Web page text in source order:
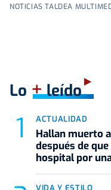
NOTICIAS TALDEA
Lo +leído
ACTUALIDAD
Hallan muerto
después de
hospital por